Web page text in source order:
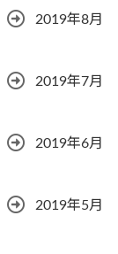
2019年8月
2019年7月
2019年6月
2019年5月